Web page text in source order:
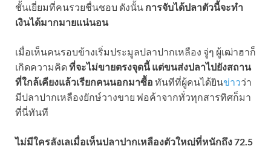
ชั้นเยี่ยมที่คนรวยชื่นชอบ ดังนั้น การจับได้ปลาตัวนี้จะทำ
เงินได้มากมายแน่นอน
เมื่อเห็นคนรอบข้างเริ่มประมูลปลาปากเหลือง จู่ๆ ผู้เฒ่าฮาก็
เกิดความคิดที่จะไม่ขายตรงจุดนี้ แต่ขนส่งปลาไปยังสถาน
ที่ใกล้เคียงแล้วเรียกคนนอกมาซื้อ ทันทีที่ผู้คนได้ยินข่าวว่า
มีปลาปากเหลืองยักษ์วางขาย พ่อค้าจากทั่วทุกสารทิศก็มา
ที่นี่ทันที
ไม่มีใครลังเลเมื่อเห็นปลาปากเหลืองตัวใหญ่ที่หนักถึง 72.5